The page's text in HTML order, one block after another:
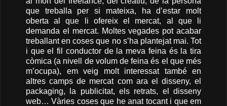
que treballa per si mateixa, ha d’estar molt
oberta al que li ofereix el mercat, al que li
demanda el mercat. Moltes vegades pot acabar
treballant en coses que no s’ha plantejat mai. Tot
i que el fil conductor de la meva feina és la tira
còmica (a nivell de volum de feina és el que més
m’ocupa), em veig molt interessat també en
altres camps de mercat com ara el disseny, el
packaging, la publicitat, els retrats, el disseny
web… Vàries coses que he anat tocant i que em